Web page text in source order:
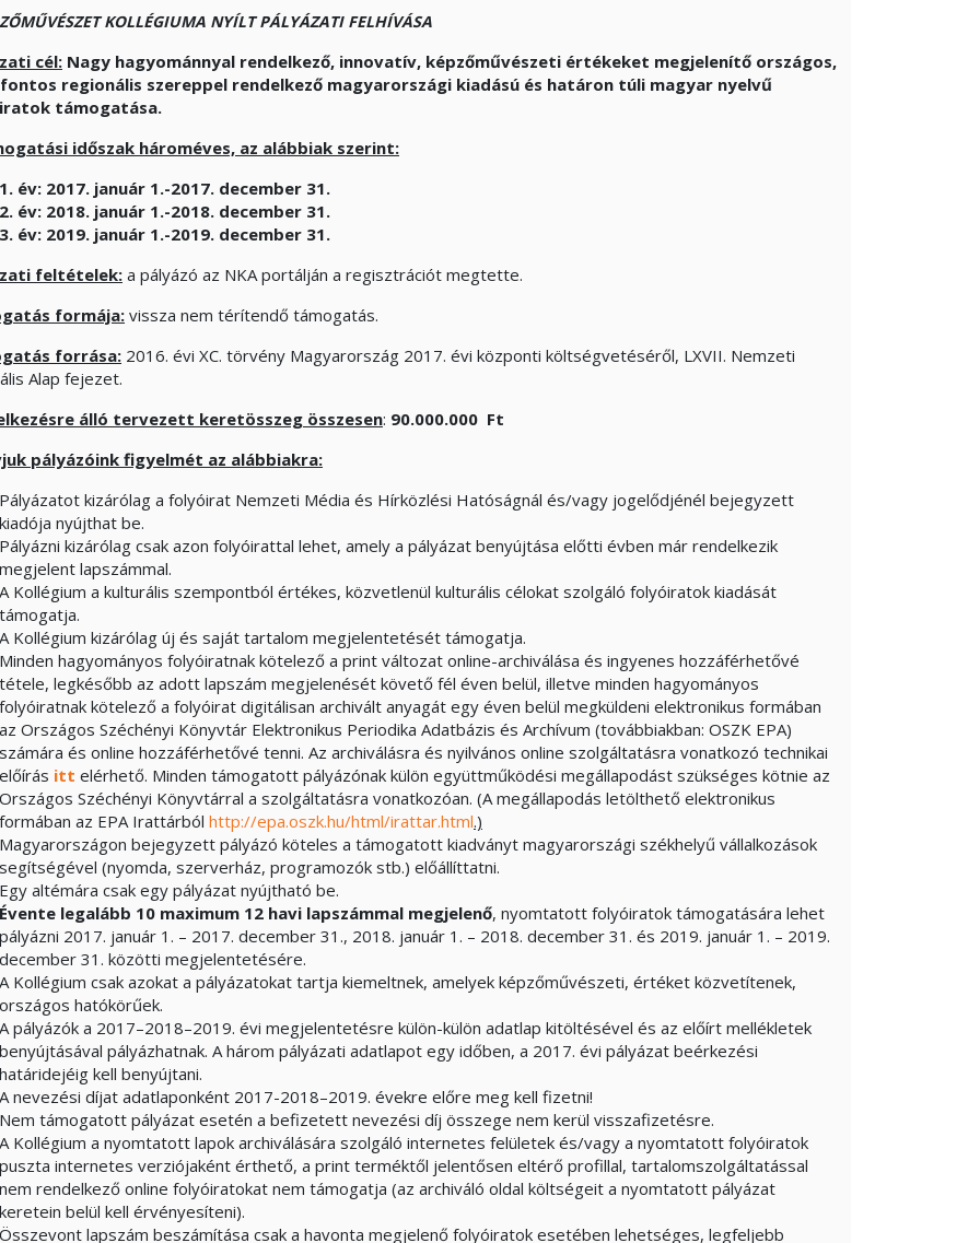
KOLLÉGIUMA NYÍLT PÁLYÁZATI FELHÍVÁSA
cél: Nagy hagyománnyal rendelkező, innovatív, képzőművészeti értékeket megjelenítő országos,
regionális szereppel rendelkező magyarországi kiadású és határon túli magyar nyelvű
támogatása.
időszak hároméves, az alábbiak szerint:
1. év: 2017. január 1.-2017. december 31.
2. év: 2018. január 1.-2018. december 31.
3. év: 2019. január 1.-2019. december 31.
feltételek:a pályázó az NKA portálján a regisztrációt megtette.
formája:vissza nem térítendő támogatás.
forrása: 2016. évi XC. törvény Magyarország 2017. évi központi költségvetéséről, LXVII. Nemzeti
Alap fejezet.
álló tervezett keretösszeg összesen: 90.000.000 Ft
pályázóink figyelmét az alábbiakra:
Pályázatot kizárólag a folyóirat Nemzeti Média és Hírközlési Hatóságnál és/vagy jogelődjénél bejegyzett
kiadója nyújthat be.
Pályázni kizárólag csak azon folyóirattal lehet, amely a pályázat benyújtása előtti évben már rendelkezik
megjelent lapszámmal.
A Kollégium a kulturális szempontból értékes, közvetlenül kulturális célokat szolgáló folyóiratok kiadását
támogatja.
A Kollégium kizárólag új és saját tartalom megjelentetését támogatja.
Minden hagyományos folyóiratnak kötelező a print változat online-archiválása és ingyenes hozzáférhetővé
tétele, legkésőbb az adott lapszám megjelenését követő fél éven belül, illetve minden hagyományos
folyóiratnak kötelező a folyóirat digitálisan archivált anyagát egy éven belül megküldeni elektronikus formában
az Országos Széchényi Könyvtár Elektronikus Periodika Adatbázis és Archívum (továbbiakban: OSZK EPA)
számára és online hozzáférhetővé tenni. Az archiválásra és nyilvános online szolgáltatásra vonatkozó technikai
előírás itt elérhető. Minden támogatott pályázónak külön együttműködési megállapodást szükséges kötnie az
Országos Széchényi Könyvtárral a szolgáltatásra vonatkozóan. (A megállapodás letölthető elektronikus
formában az EPA Irattárból http://epa.oszk.hu/html/irattar.html.)
Magyarországon bejegyzett pályázó köteles a támogatott kiadványt magyarországi székhelyű vállalkozások
segítségével (nyomda, szerverház, programozók stb.) előállíttatni.
Egy altémára csak egy pályázat nyújtható be.
Évente legalább 10 maximum 12 havi lapszámmal megjelenő, nyomtatott folyóiratok támogatására lehet
pályázni 2017. január 1. – 2017. december 31., 2018. január 1. – 2018. december 31. és 2019. január 1. – 2019.
december 31. közötti megjelentetésére.
A Kollégium csak azokat a pályázatokat tartja kiemeltnek, amelyek képzőművészeti, értéket közvetítenek,
országos hatókörűek.
A pályázók a 2017–2018–2019. évi megjelentetésre külön-külön adatlap kitöltésével és az előírt mellékletek
benyújtásával pályázhatnak. A három pályázati adatlapot egy időben, a 2017. évi pályázat beérkezési
határidejéig kell benyújtani.
A nevezési díjat adatlaponként 2017-2018–2019. évekre előre meg kell fizetni!
Nem támogatott pályázat esetén a befizetett nevezési díj összege nem kerül visszafizetésre.
A Kollégium a nyomtatott lapok archiválására szolgáló internetes felületek és/vagy a nyomtatott folyóiratok
puszta internetes verziójaként érthető, a print terméktől jelentősen eltérő profillal, tartalomszolgáltatással
nem rendelkező online folyóiratokat nem támogatja (az archiváló oldal költségeit a nyomtatott pályázat
keretein belül kell érvényesíteni).
Összevont lapszám beszámítása csak a havonta megjelenő folyóiratok esetében lehetséges, legfeljebb